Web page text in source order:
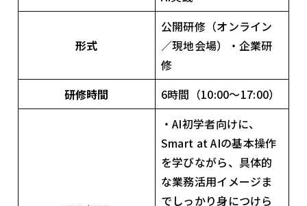
形式
公開研修（オンライン
／現地会場）・企業研
修
研修時間
6時間（10:00〜17:00）
・AI初学者向けに、
Smart at AIの基本操作
を学びながら、具体的
な業務活用イメージま
でしっかり身につけら